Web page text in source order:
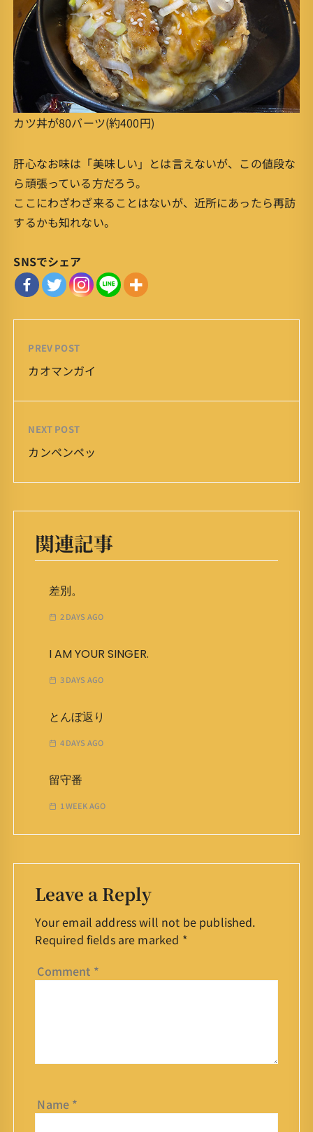
カツ丼が80バーツ(約400円)
肝心なお味は「美味しい」とは言えないが、この値段な
ら頑張っている方だろう。
ここにわざわざ来ることはないが、近所にあったら再訪
するかも知れない。
SNSでシェア
PREV POST
カオマンガイ
NEXT POST
カンペンペッ
関連記事
差別。
2 DAYS AGO
I AM YOUR SINGER.
3 DAYS AGO
とんぼ返り
4 DAYS AGO
留守番
1 WEEK AGO
Leave a Reply
Your email address will not be published.
Required fields are marked *
Comment *
Name *